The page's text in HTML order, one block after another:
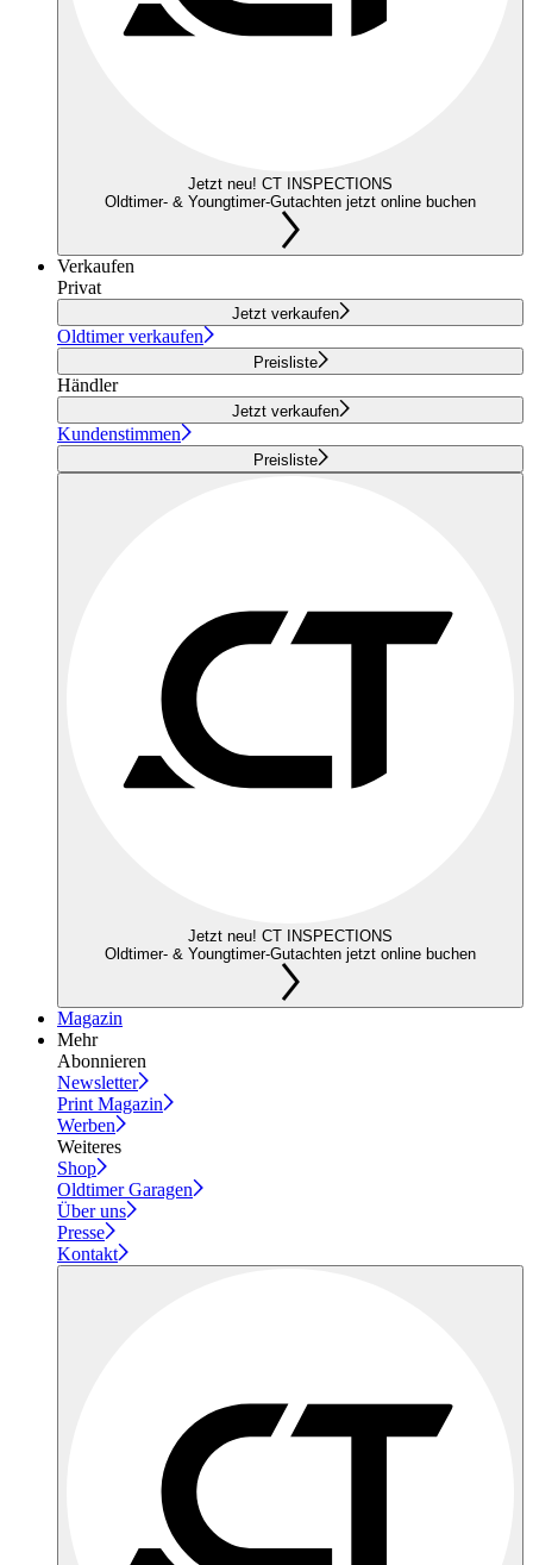
Jetzt neu! CT INSPECTIONS
Oldtimer- & Youngtimer-Gutachten jetzt online buchen
Verkaufen
Privat
Jetzt verkaufen
Oldtimer verkaufen
Preisliste
Händler
Jetzt verkaufen
Kundenstimmen
Preisliste
Jetzt neu! CT INSPECTIONS
Oldtimer- & Youngtimer-Gutachten jetzt online buchen
Magazin
Mehr
Abonnieren
Newsletter
Print Magazin
Werben
Weiteres
Shop
Oldtimer Garagen
Über uns
Presse
Kontakt